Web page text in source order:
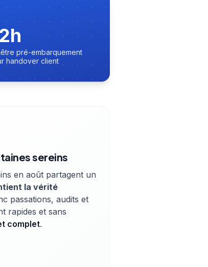
pré-embarquement
handover client
sereins
en août partagent un
la vérité
passations, audits et
rapides et sans
complet.